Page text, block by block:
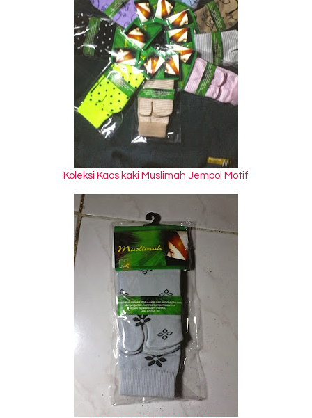
Koleksi Kaos kaki Muslimah Jempol Motif